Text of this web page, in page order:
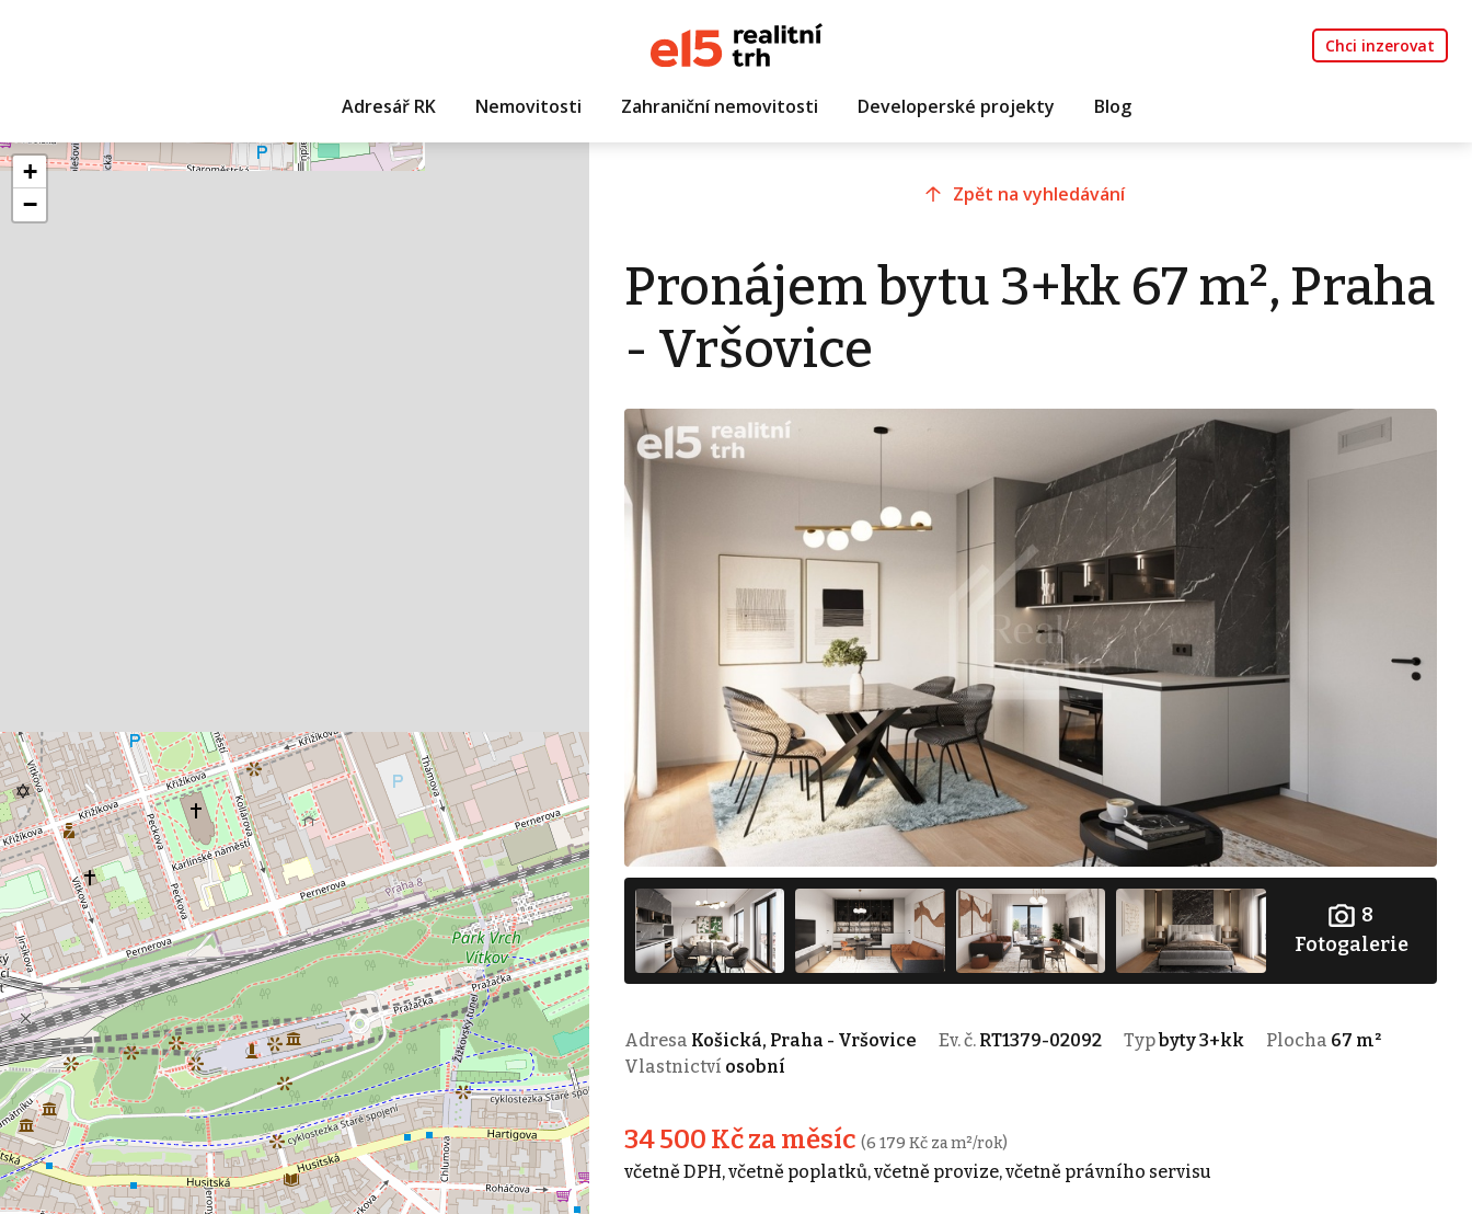
Chci inzerovat
Adresář RK Nemovitosti Zahraniční nemovitosti Developerské projekty Blog
+
−
Zpět na vyhledávání
Pronájem bytu 3+kk 67 m², Praha
- Vršovice
8
Fotogalerie
Adresa Košická, Praha - Vršovice Ev. č. RT1379-02092 Typbyty 3+kk Plocha 67 m²
Vlastnictví osobní
34 500 Kč za měsíc (6 179 Kč za m²/rok)
včetně DPH, včetně poplatků, včetně provize, včetně právního servisu